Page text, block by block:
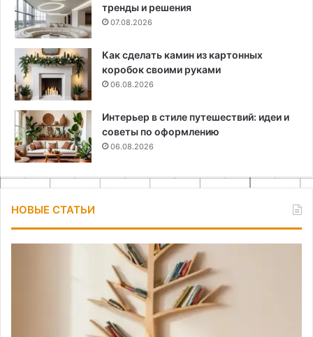
тренды и решения
07.08.2026
Как сделать камин из картонных
коробок своими руками
06.08.2026
Интерьер в стиле путешествий: идеи и
советы по оформлению
06.08.2026
НОВЫЕ СТАТЬИ